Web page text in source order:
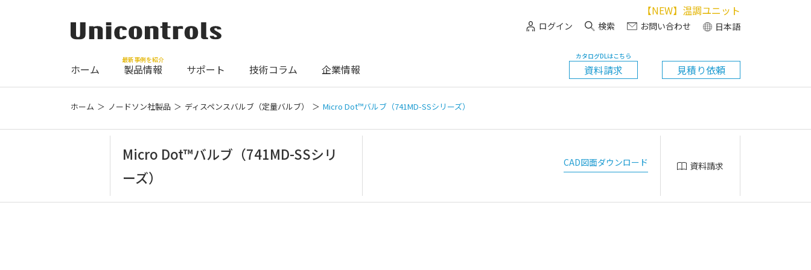
【NEW】温調ユニット
ログイン 検索 お問い合わせ 日本語
ホーム 製品情報
最新事例を紹介
サポート 技術コラム 企業情報 資料請求
カタログDLはこちら
見積り依頼
ホーム ノードソン社製品 ディスペンスバルブ（定量バルブ） Micro Dot™バルブ（741MD-SSシリーズ）
Micro Dot™バルブ（741MD-SSシリ
ーズ）
CAD図面ダウンロード 資料請求